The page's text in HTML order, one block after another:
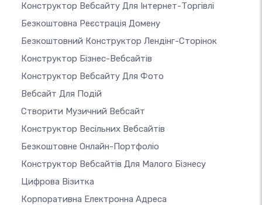
Конструктор Вебсайту Для Інтернет-Торгівлі
Безкоштовна Реєстрація Домену
Безкоштовний Конструктор Лендінг-Сторінок
Конструктор Бізнес-Вебсайтів
Конструктор Вебсайту Для Фото
Вебсайт Для Подій
Створити Музичний Вебсайт
Конструктор Весільних Вебсайтів
Безкоштовне Онлайн-Портфоліо
Конструктор Вебсайтів Для Малого Бізнесу
Цифрова Візитка
Корпоративна Електронна Адреса